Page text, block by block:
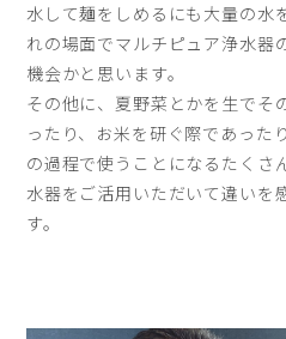
水して麺をしめるにも大量の水
れの場面でマルチピュア浄水器
機会かと思います。
その他に、夏野菜とかを生でそ
ったり、お米を研ぐ際であった
の過程で使うことになるたくさ
水器をご活用いただいて違いを
す。